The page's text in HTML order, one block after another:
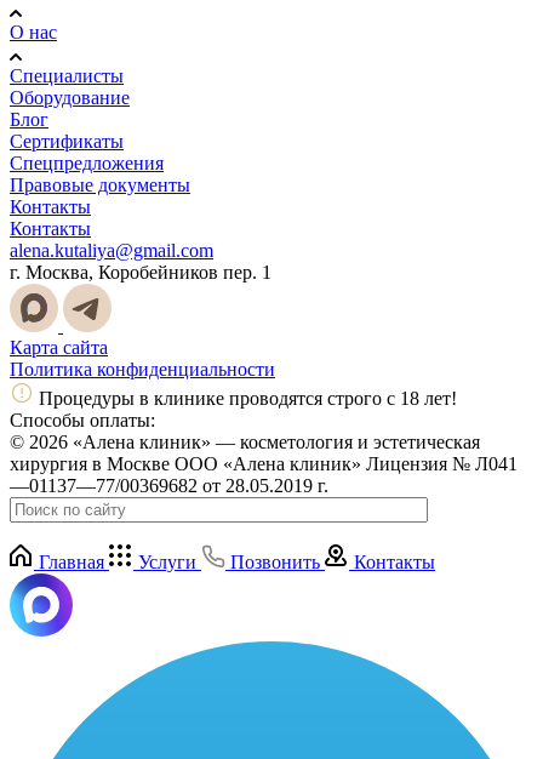
О нас
Специалисты
Оборудование
Блог
Сертификаты
Спецпредложения
Правовые документы
Контакты
Контакты
alena.kutaliya@gmail.com
г. Москва, Коробейников пер. 1
Карта сайта
Политика конфиденциальности
Процедуры в клинике проводятся строго с 18 лет!
Способы оплаты:
© 2026 «Алена клиник» — косметология и эстетическая
хирургия в Москве ООО «Алена клиник» Лицензия № Л041
—01137—77/00369682 от 28.05.2019 г.
Главная Услуги Позвонить Контакты